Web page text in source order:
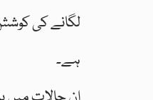
لگانے کی
ہے۔